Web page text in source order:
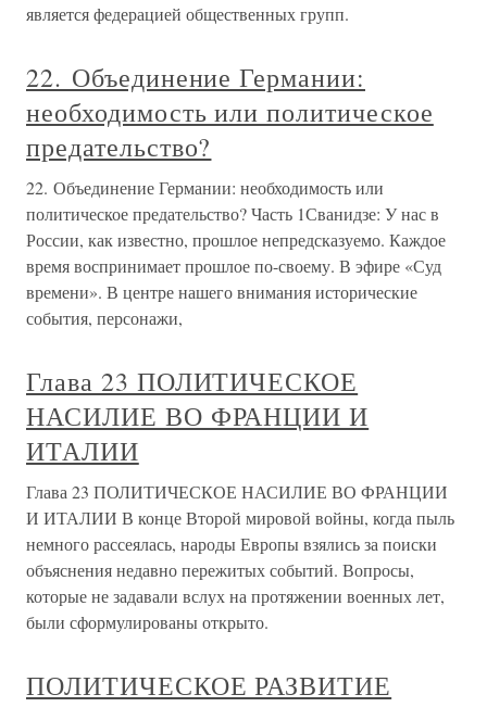
является федерацией общественных групп.
22. Объединение Германии:
необходимость или политическое
предательство?
22. Объединение Германии: необходимость или
политическое предательство? Часть 1Сванидзе: У нас в
России, как известно, прошлое непредсказуемо. Каждое
время воспринимает прошлое по-своему. В эфире «Суд
времени». В центре нашего внимания исторические
события, персонажи,
Глава 23 ПОЛИТИЧЕСКОЕ
НАСИЛИЕ ВО ФРАНЦИИ И
ИТАЛИИ
Глава 23 ПОЛИТИЧЕСКОЕ НАСИЛИЕ ВО ФРАНЦИИ
И ИТАЛИИ В конце Второй мировой войны, когда пыль
немного рассеялась, народы Европы взялись за поиски
объяснения недавно пережитых событий. Вопросы,
которые не задавали вслух на протяжении военных лет,
были сформулированы открыто.
ПОЛИТИЧЕСКОЕ РАЗВИТИЕ